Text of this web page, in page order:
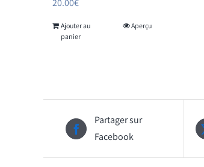
20.00€
Ajouter au
panier
Aperçu
Partager sur
Facebook